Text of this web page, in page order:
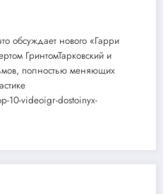
обсуждает нового «Гарри
ГринтомТарковский и
полностью меняющих
10-videoigr-dostoinyx-